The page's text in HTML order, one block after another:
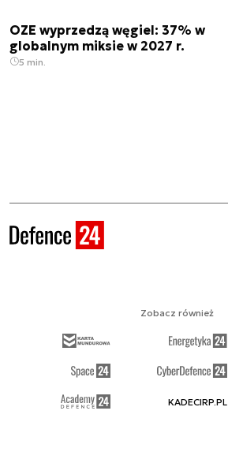
OZE wyprzedzą węgiel: 37% w
globalnym miksie w 2027 r.
5 min.
Zobacz również
KADECIRP.PL